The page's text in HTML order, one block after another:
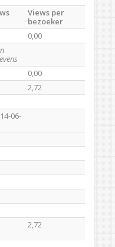
Views per
bezoeker
0,00
0,00
2,72
06-
2,72